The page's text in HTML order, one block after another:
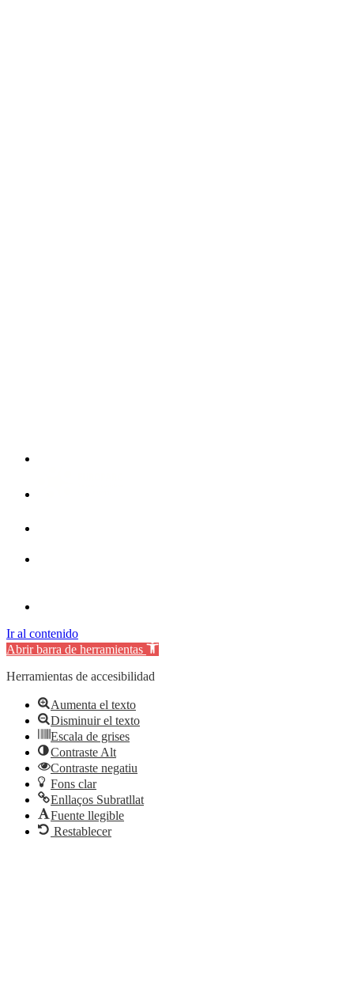
Ir al contenido
Abrir barra de herramientas
Herramientas de accesibilidad
Aumenta el texto
Disminuir el texto
Escala de grises
Contraste Alt
Contraste negatiu
Fons clar
Enllaços Subratllat
Fuente llegible
Restablecer